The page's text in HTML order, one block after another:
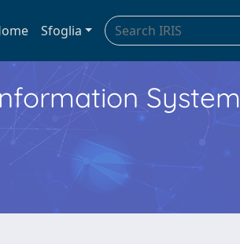
Sfoglia
System